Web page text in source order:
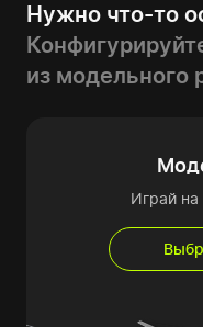
Нужно что-то
из модельного
Играй на